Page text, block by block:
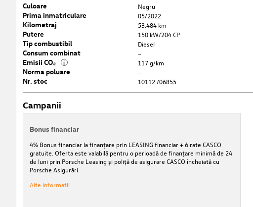
Culoare Negru
Prima inmatriculare 05/2022
Kilometraj 53.484 km
Putere 150 kW/204 CP
Tip combustibil Diesel
Consum combinat –
Emisii CO₂ i 117 g/km
Norma poluare –
Nr. stoc 10112 /06855
Campanii
Bonus financiar
4% Bonus financiar la finanțare prin LEASING financiar + 6 rate CASCO
gratuite. Oferta este valabilă pentru o perioadă de finanțare minimă de 24
de luni prin Porsche Leasing și poliță de asigurare CASCO încheiată cu
Porsche Asigurări.
Alte informatii